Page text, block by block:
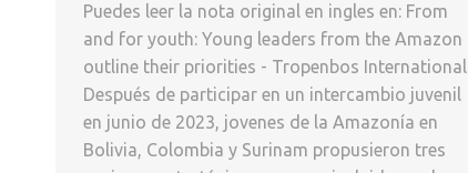
Puedes leer la nota original en ingles en: From
and for youth: Young leaders from the Amazon
outline their priorities - Tropenbos International
Después de participar en un intercambio juvenil
en junio de 2023, jovenes de la Amazonía en
Bolivia, Colombia y Surinam propusieron tres